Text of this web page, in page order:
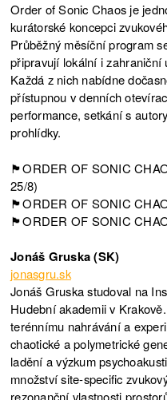
Order of Sonic Chaos je
kurátorské koncepci
Průběžný měsíční program
připravují lokální i zahraniční
Každá z nich nabídne
přístupnou v denních
performance, setkání s
prohlídky.
🏴ORDER OF SONIC
25/8)
🏴ORDER OF SONIC
🏴ORDER OF SONIC
Jonáš Gruska (SK)
jonasgru.sk
Jonáš Gruska studoval na
Hudební akademii v
terénnímu nahrávání a
chaotické a polymetrické
ladění a výzkum
množství site-specific
rezonanční vlastnosti